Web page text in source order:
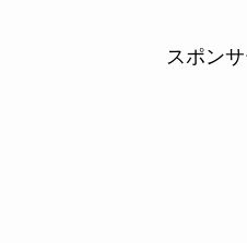
スポン